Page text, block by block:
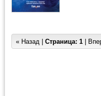
« Назад | Страница: 1 |